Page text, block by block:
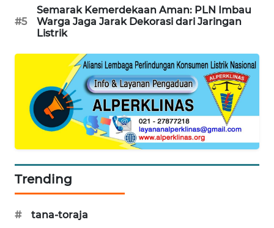
#5
Semarak Kemerdekaan Aman: PLN Imbau
Warga Jaga Jarak Dekorasi dari Jaringan
Listrik
Trending
#
tana-toraja
WALINKI
ID
MAWAKA
MARTABAT
NET
MKLI
LPKKI